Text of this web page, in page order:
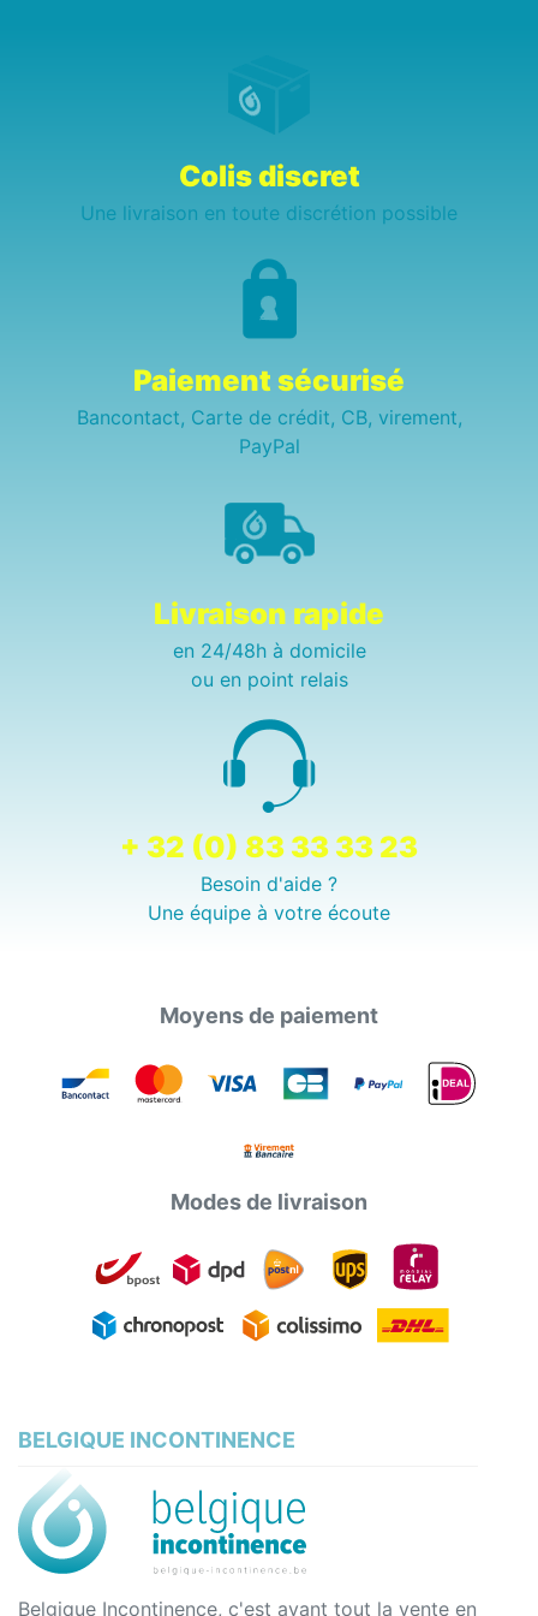
Colis discret
Une livraison en toute discrétion possible
Paiement sécurisé
Bancontact, Carte de crédit, CB, virement,
PayPal
Livraison rapide
en 24/48h à domicile
ou en point relais
+ 32 (0) 83 33 33 23
Besoin d'aide ?
Une équipe à votre écoute
Moyens de paiement
Modes de livraison
BELGIQUE INCONTINENCE
Belgique Incontinence, c'est avant tout la vente en